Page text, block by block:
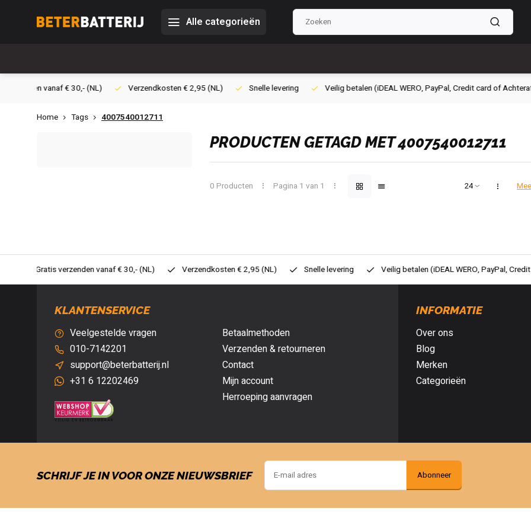
Alle categorieën
Verzendkosten € 2,95 (NL) Snelle levering Veilig betalen (iDEAL WERO, PayPal, Credit card of Achteraf betalen)
Home Tags 4007540012711
PRODUCTEN GETAGD MET 4007540012711
0 Producten Pagina 1 van 1
Verzendkosten € 2,95 (NL) Snelle levering Veilig betalen (iDEAL WERO, PayPal, Credit card of Achteraf betalen)
KLANTENSERVICE
Veelgestelde vragen
010-7142201
support@beterbatterij.nl
+31 6 12202469
Betaalmethoden
Verzenden & retourneren
Contact
Mijn account
Herroeping aanvragen
INFORMATIE
Over ons
Blog
Merken
Categorieën
SCHRIJF JE IN VOOR ONZE NIEUWSBRIEF Abonneer